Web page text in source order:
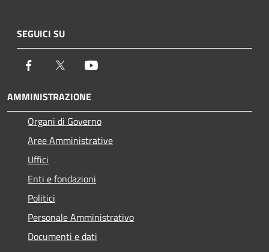
SEGUICI SU
Facebook Twitter
AMMINISTRAZIONE
Organi di Governo
Aree Amministrative
Uffici
Enti e fondazioni
Politici
Personale Amministrativo
Documenti e dati